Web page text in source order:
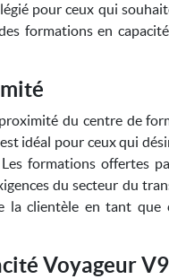
pour ceux qui
formations en
du centre de
idéal pour ceux qui
formations offertes
du secteur du
la clientèle en tant
Voyageur V9